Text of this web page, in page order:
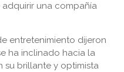
una compañía
entretenimiento dijeron
ha inclinado hacia la
brillante y optimista